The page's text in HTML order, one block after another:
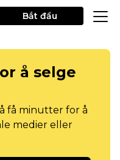
Bắt đầu
å selge
få minutter for å
medier eller